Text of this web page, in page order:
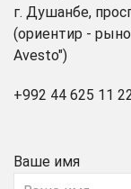
г. Душанбе,
(ориентир -
Avesto")
+992 44 625 11
Ваше имя